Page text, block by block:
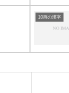
10画の漢字